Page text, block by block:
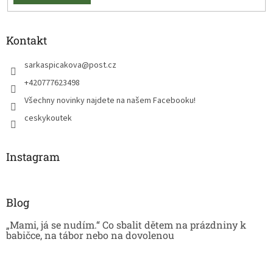
Kontakt
sarkaspicakova@post.cz
+420777623498
Všechny novinky najdete na našem Facebooku!
ceskykoutek
Instagram
Blog
„Mami, já se nudím.“ Co sbalit dětem na prázdniny k
babičce, na tábor nebo na dovolenou